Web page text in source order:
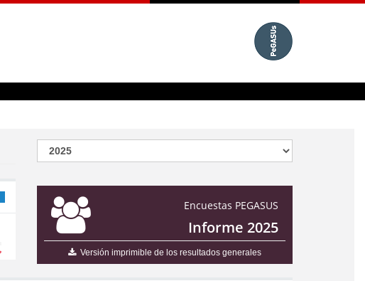
Encuestas PEGASUS
Informe 2025
Versión imprimible de los resultados generales